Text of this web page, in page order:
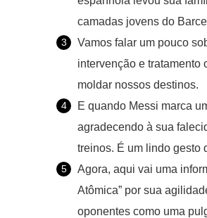
camadas jovens do
Vamos falar um pouco
intervenção e tratamento
moldar nossos destinos.
E quando Messi marca
agradecendo à sua
treinos. É um lindo gesto
Agora, aqui vai uma
Atômica” por sua
oponentes como uma